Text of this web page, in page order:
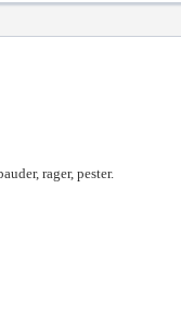
rager, pester.